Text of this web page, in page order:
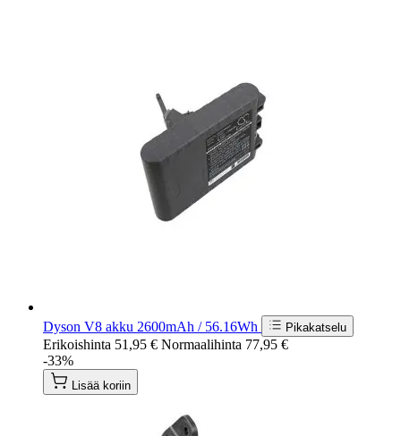
Dyson V8 akku 2600mAh / 56.16Wh Pikakatselu
Erikoishinta 51,95 € Normaalihinta 77,95 €
-33%
Lisää koriin